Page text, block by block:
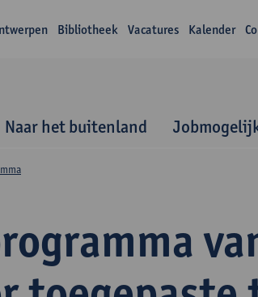
Bibliotheek Vacatures Kalender
Naar het buitenland